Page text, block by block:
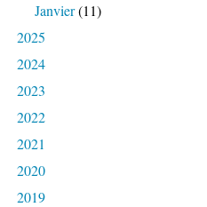
Janvier(11)
2025
2024
2023
2022
2021
2020
2019